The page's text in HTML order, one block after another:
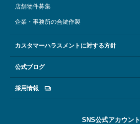
店舗物件募集
企業・事務所の合鍵作製
カスタマーハラスメントに対する方針
公式ブログ
採用情報
SNS公式アカウント